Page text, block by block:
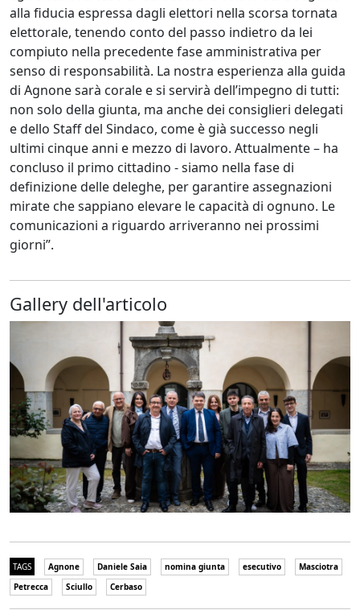
alla fiducia espressa dagli elettori nella scorsa tornata
elettorale, tenendo conto del passo indietro da lei
compiuto nella precedente fase amministrativa per
senso di responsabilità. La nostra esperienza alla guida
di Agnone sarà corale e si servirà dell’impegno di tutti:
non solo della giunta, ma anche dei consiglieri delegati
e dello Staff del Sindaco, come è già successo negli
ultimi cinque anni e mezzo di lavoro. Attualmente – ha
concluso il primo cittadino - siamo nella fase di
definizione delle deleghe, per garantire assegnazioni
mirate che sappiano elevare le capacità di ognuno. Le
comunicazioni a riguardo arriveranno nei prossimi
giorni”.
Gallery dell'articolo
TAGS Agnone Daniele Saia nomina giunta esecutivo
Masciotra
Petrecca
Sciullo Cerbaso